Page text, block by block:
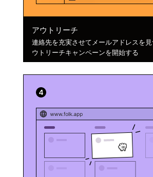
アウトリーチ
連絡先を充実させてメールアドレスを
ウトリーチキャンペーンを開始する